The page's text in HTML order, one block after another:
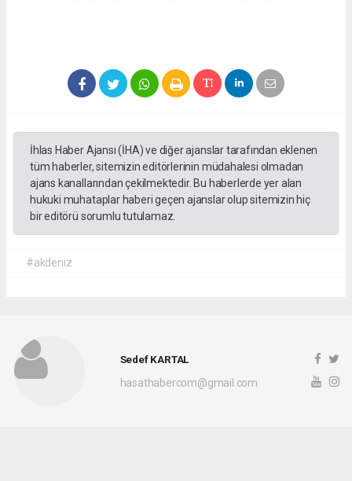
İhlas Haber Ajansı (İHA) ve diğer ajanslar tarafından eklenen
tüm haberler, sitemizin editörlerinin müdahalesi olmadan
ajans kanallarından çekilmektedir. Bu haberlerde yer alan
hukuki muhataplar haberi geçen ajanslar olup sitemizin hiç
bir editörü sorumlu tutulamaz.
#akdeniz
Sedef KARTAL
hasathabercom@gmail.com